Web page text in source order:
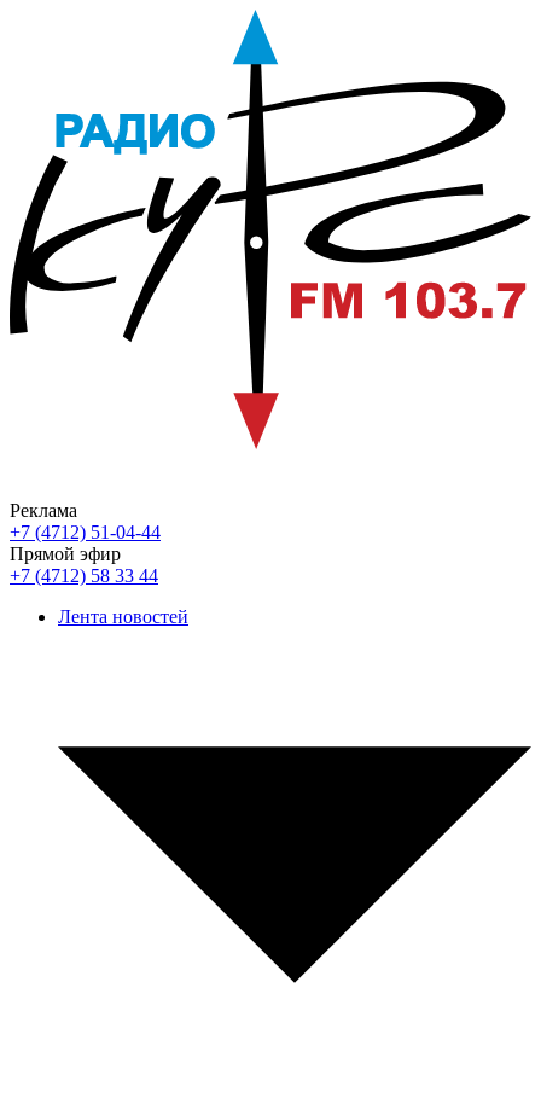
Реклама
+7 (4712) 51-04-44
Прямой эфир
+7 (4712) 58 33 44
Лента новостей